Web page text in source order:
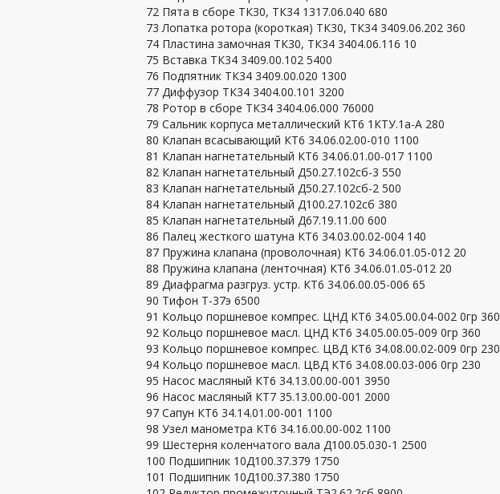
72 Пята в сборе ТК30, ТК34 1317.06.040 680
73 Лопатка ротора (короткая) ТК30, ТК34 3409.06.202 360
74 Пластина замочная ТК30, ТК34 3404.06.116 10
75 Вставка ТК34 3409.00.102 5400
76 Подпятник ТК34 3409.00.020 1300
77 Диффузор ТК34 3404.00.101 3200
78 Ротор в сборе ТК34 3404.06.000 76000
79 Сальник корпуса металлический КТ6 1КТУ.1а-А 280
80 Клапан всасывающий КТ6 34.06.02.00-010 1100
81 Клапан нагнетательный КТ6 34.06.01.00-017 1100
82 Клапан нагнетательный Д50.27.102сб-3 550
83 Клапан нагнетательный Д50.27.102сб-2 500
84 Клапан нагнетательный Д100.27.102сб 380
85 Клапан нагнетательный Д67.19.11.00 600
86 Палец жесткого шатуна КТ6 34.03.00.02-004 140
87 Пружина клапана (проволочная) КТ6 34.06.01.05-012 20
88 Пружина клапана (ленточная) КТ6 34.06.01.05-012 20
89 Диафрагма разгруз. устр. КТ6 34.06.00.05-006 65
90 Тифон Т-37э 6500
91 Кольцо поршневое компрес. ЦНД КТ6 34.05.00.04-002 0гр 360
92 Кольцо поршневое масл. ЦНД КТ6 34.05.00.05-009 0гр 360
93 Кольцо поршневое компрес. ЦВД КТ6 34.08.00.02-009 0гр 230
94 Кольцо поршневое масл. ЦВД КТ6 34.08.00.03-006 0гр 230
95 Насос масляный КТ6 34.13.00.00-001 3950
96 Насос масляный КТ7 35.13.00.00-001 2000
97 Сапун КТ6 34.14.01.00-001 1100
98 Узел манометра КТ6 34.16.00.00-002 1100
99 Шестерня коленчатого вала Д100.05.030-1 2500
100 Подшипник 10Д100.37.379 1750
101 Подшипник 10Д100.37.380 1750